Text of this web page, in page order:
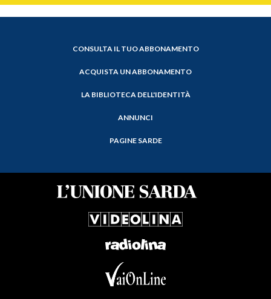
CONSULTA IL TUO ABBONAMENTO
ACQUISTA UN ABBONAMENTO
LA BIBLIOTECA DELL'IDENTITÀ
ANNUNCI
PAGINE SARDE